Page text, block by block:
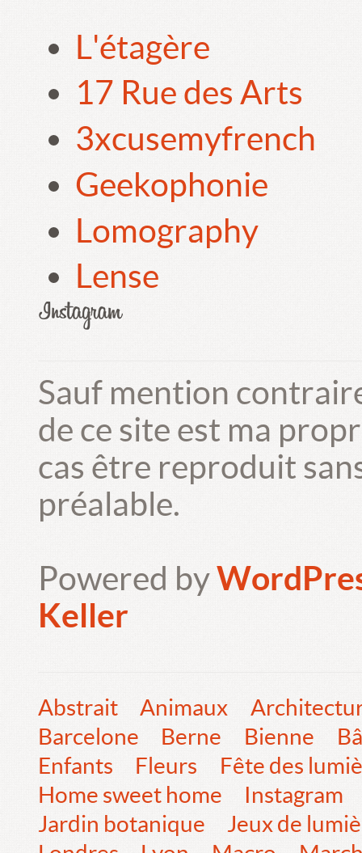
L'étagère
17 Rue des Arts
3xcusemyfrench
Geekophonie
Lomography
Lense
Sauf mention
de ce site est ma
cas être reproduit
préalable.
Powered by
Keller
Abstrait Animaux
Barcelone
Berne Bienne
Enfants
Fleurs
Fête des
Home sweet home
Instagram
Jardin botanique
Jeux de